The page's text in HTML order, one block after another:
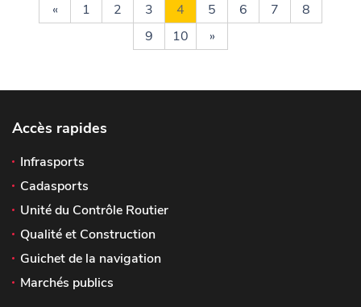
« 1 2 3 4 5 6 7
8
9
10 »
Accès rapides
Infrasports
Cadasports
Unité du Contrôle Routier
Qualité et Construction
Guichet de la navigation
Marchés publics